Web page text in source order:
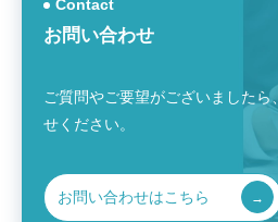
Contact
お問い合わせ
ご質問やご要望がございましたら、
せください。
お問い合わせはこちら